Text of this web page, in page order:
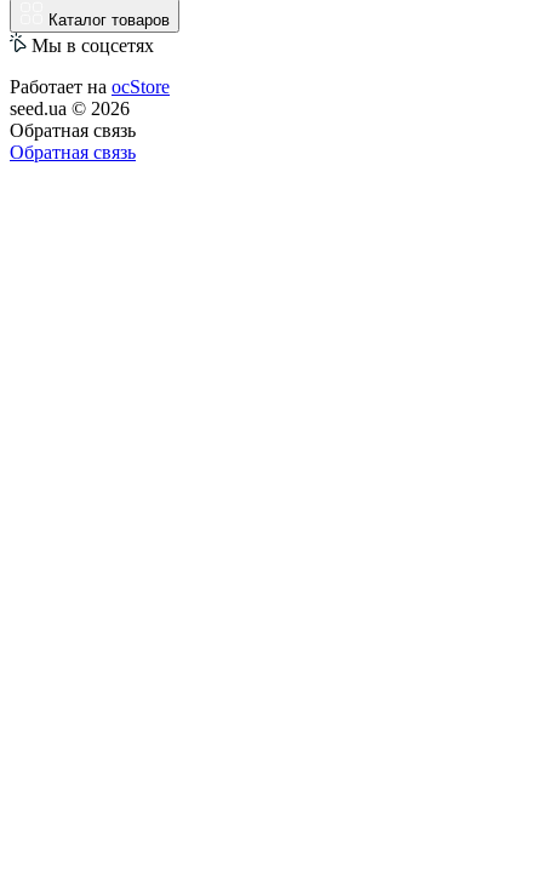
Каталог товаров
Мы в соцсетях
Работает на ocStore
seed.ua © 2026
Обратная связь
Обратная связь